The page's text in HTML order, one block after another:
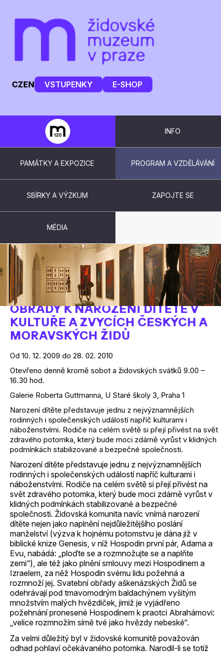
CZEN VSTUPENKY E-SHOP
INFO
PAMÁTKY A EXPOZICE PROGRAM A VZDĚLÁVÁNÍ
SBÍRKY A VÝZKUM ZAPOJTE SE
MÉDIA
NECHŤ MU BŮH DÁ VYRŮST
OBŘADY K NAROZENÍ DÍTĚTE V
KULTUŘE A ZVYCÍCH ČESKÝCH A
MORAVSKÝCH ŽIDŮ
Od 10. 12. 2009 do 28. 02. 2010
Otevřeno denně kromě sobot a židovských svátků 9.00 –
16.30 hod.
Galerie Roberta Guttmanna, U Staré školy 3, Praha 1
Narození dítěte představuje jednu z nejvýznamnějších
rodinných i společenských událostí napříč kulturami i
náboženstvími. Rodiče na celém světě si přejí přivést na svět
zdravého potomka, který bude moci zdárně vyrůst v klidných
podmínkách stabilizované a bezpečné společnosti.
Narození dítěte představuje jednu z nejvýznamnějších
rodinných i společenských událostí napříč kulturami i
náboženstvími. Rodiče na celém světě si přejí přivést na
svět zdravého potomka, který bude moci zdárně vyrůst v
klidných podmínkách stabilizované a bezpečné
společnosti. Židovská komunita navíc vnímá narození
dítěte nejen jako naplnění nejdůležitějšího poslání
manželství (výzva k hojnému potomstvu je dána již v
biblické knize Genesis, v níž Hospodin první pár, Adama a
Evu, nabádá: „ploďte se a rozmnožujte se a naplňte
zemi“), ale též jako plnění smlouvy mezi Hospodinem a
Izraelem, za něž Hospodin svému lidu požehná a
rozmnoží jej. Svatební obřady aškenázských Židů se
odehrávají pod tmavomodrým baldachýnem vyšitým
množstvím malých hvězdiček, jimiž je vyjádřeno
požehnání pronesené Hospodinem k praotci Abrahámovi:
„velice rozmnožím símě tvé jako hvězdy nebeské“.
Za velmi důležitý byl v židovské komunitě považován
odhad pohlaví očekávaného potomka. Narodil-li se totiž